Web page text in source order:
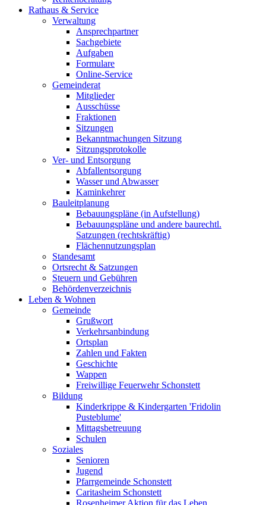
Rathaus & Service
Verwaltung
Ansprechpartner
Sachgebiete
Aufgaben
Formulare
Online-Service
Gemeinderat
Mitglieder
Ausschüsse
Fraktionen
Sitzungen
Bekanntmachungen Sitzung
Sitzungsprotokolle
Ver- und Entsorgung
Abfallentsorgung
Wasser und Abwasser
Kaminkehrer
Bauleitplanung
Bebauungspläne (in Aufstellung)
Bebauungspläne und andere baurechtl.
Satzungen (rechtskräftig)
Flächennutzungsplan
Standesamt
Ortsrecht & Satzungen
Steuern und Gebühren
Behördenverzeichnis
Leben & Wohnen
Gemeinde
Grußwort
Verkehrsanbindung
Ortsplan
Zahlen und Fakten
Geschichte
Wappen
Freiwillige Feuerwehr Schonstett
Bildung
Kinderkrippe & Kindergarten 'Fridolin
Pusteblume'
Mittagsbetreuung
Schulen
Soziales
Senioren
Jugend
Pfarrgemeinde Schonstett
Caritasheim Schonstett
Rosenheimer Aktion für das Leben